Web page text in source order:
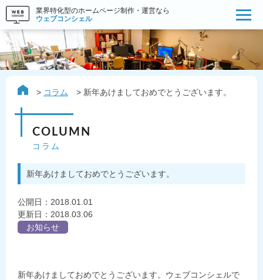
業界特化型のホームページ制作・運営なら
ウェブコンシェル
コラム 新年あけましておめでとうございます。
COLUMN
コラム
新年あけましておめでとうございます。
公開日： 2018.01.01
更新日：2018.03.06
お知らせ
新年あけましておめでとうございます。ウェブコンシェルで